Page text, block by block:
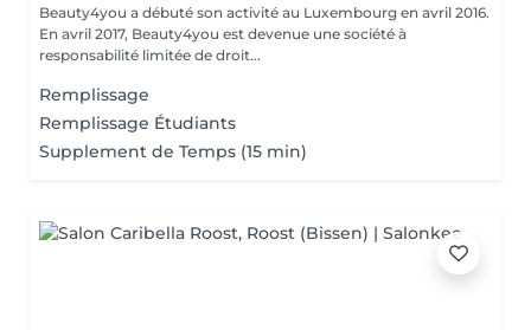
Beauty4you a débuté son activité au Luxembourg en avril 2016.
En avril 2017, Beauty4you est devenue une société à
responsabilité limitée de droit...
Remplissage
Remplissage Étudiants
Supplement de Temps (15 min)